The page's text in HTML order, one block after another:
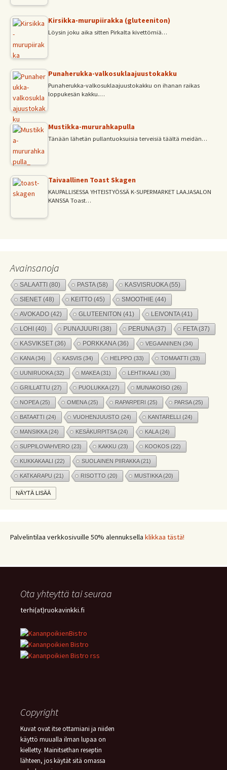
Kirsikka-murupiirakka (gluteeniton)
Löysin joku aika sitten Pirkalta kivettömiä…
Punaherukka-valkosuklaajuustokakku
Punaherukka-valkosuklaajuustokakku on ihanan raikas
loppukesän kakku.…
Mustikka-mururahkapulla
Tänään lähetän pullantuoksuisia terveisiä täältä meidän…
Taivaallinen Toast Skagen
KAUPALLISESSA YHTEISTYÖSSÄ K-SUPERMARKET LAAJASALON
KANSSA Toast…
Avainsanoja
SALAATTI (80) PASTA(58) KASVISRUOKA (55)
SIENET (48) KEITTO (45) SMOOTHIE (44)
AVOKADO (42) GLUTEENITON (41) LEIVONTA(41)
LOHI (40) PUNAJUURI (38) PERUNA(37) FETA(37)
KASVIKSET (36) PORKKANA(36) VEGAANINEN (34)
KANA(34) KASVIS (34) HELPPO (33) TOMAATTI (33)
UUNIRUOKA(32) MAKEA(31) LEHTIKAALI (30)
GRILLATTU (27) PUOLUKKA(27) MUNAKOISO (26)
NOPEA(25) OMENA(25) RAPARPERI (25) PARSA(25)
BATAATTI (24) VUOHENJUUSTO (24) KANTARELLI (24)
MANSIKKA(24) KESÄKURPITSA(24) KALA(24)
SUPPILOVAHVERO (23) KAKKU (23) KOOKOS (22)
KUKKAKAALI (22) SUOLAINEN PIIRAKKA(21)
KATKARAPU (21) RISOTTO (20) MUSTIKKA(20)
MARJAT(19)
JÄLKIRUOKA (17) PAPRIKA (17) COUSCOUS (17)
NÄYTÄ LISÄÄ
Palvelintilaa verkkosivuille 50% alennuksella klikkaa tästä!
Ota yhteyttä tai seuraa
terhi(at)ruokavinkki.fi
Copyright
Kuvat ovat itse ottamiani ja niiden
käyttö muualla ilman lupaa on
kielletty. Mainitsethan reseptin
lähteen, jos käytät sitä omassa